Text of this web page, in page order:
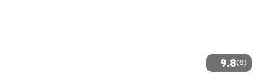
9.8(8)